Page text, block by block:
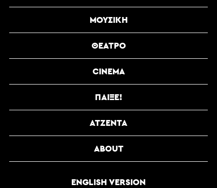
ΜΟΥΣΙΚΉ
ΘΈΑΤΡΟ
CINEMA
ΠΑΊΞΕ!
ΑΤΖΈΝΤΑ
ABOUT
ENGLISH VERSION